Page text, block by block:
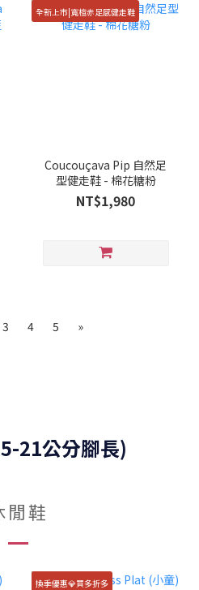
全新上市|寬楦赤足感健走鞋
Coucouçava Pip 自然足
型健走鞋 - 棉花糖粉
NT$1,980
3 4 5 »
21公分腳長)
閒鞋
換季優惠💎買多折多